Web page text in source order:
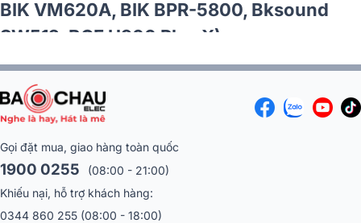
BIK VM620A, BIK BPR-5800, Bksound
SW512, BCE U900 Plus X)
Gọi đặt mua, giao hàng toàn quốc
1900 0255
(08:00 - 21:00)
Khiếu nại, hỗ trợ khách hàng:
0344 860 255 (08:00 - 18:00)